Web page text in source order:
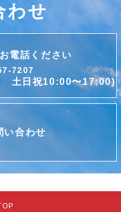
わせ
電話ください
7207
土日祝10:00〜17:00)
い合わせ